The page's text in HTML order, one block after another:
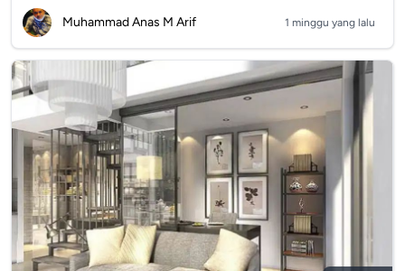
Muhammad Anas M Arif 1 minggu yang lalu